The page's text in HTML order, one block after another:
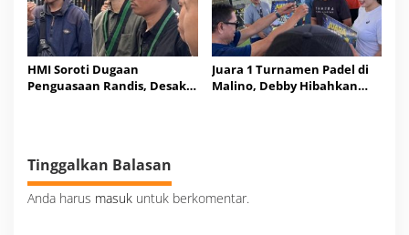
HMI Soroti Dugaan
Penguasaan Randis, Desak
Juara 1 Turnamen Padel di
Malino, Debby Hibahkan
Tinggalkan Balasan
Anda harus masuk untuk berkomentar.